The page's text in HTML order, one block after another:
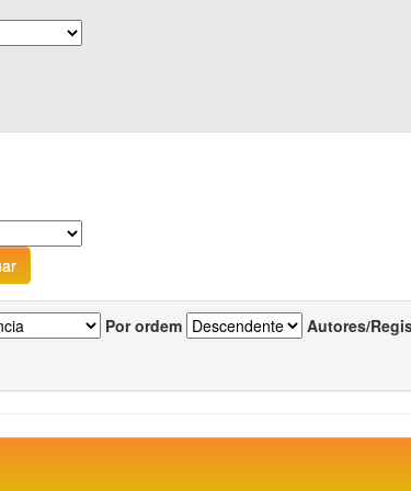
Por ordem Autores/